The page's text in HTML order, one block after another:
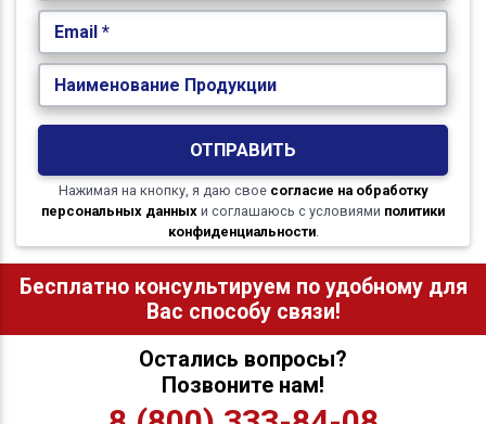
Email *
Наименование Продукции
ОТПРАВИТЬ
Нажимая на кнопку, я даю свое согласие на обработку
персональных данных и соглашаюсь с условиями политики
конфиденциальности.
Бесплатно консультируем по удобному для
Вас способу связи!
Остались вопросы?
Позвоните нам!